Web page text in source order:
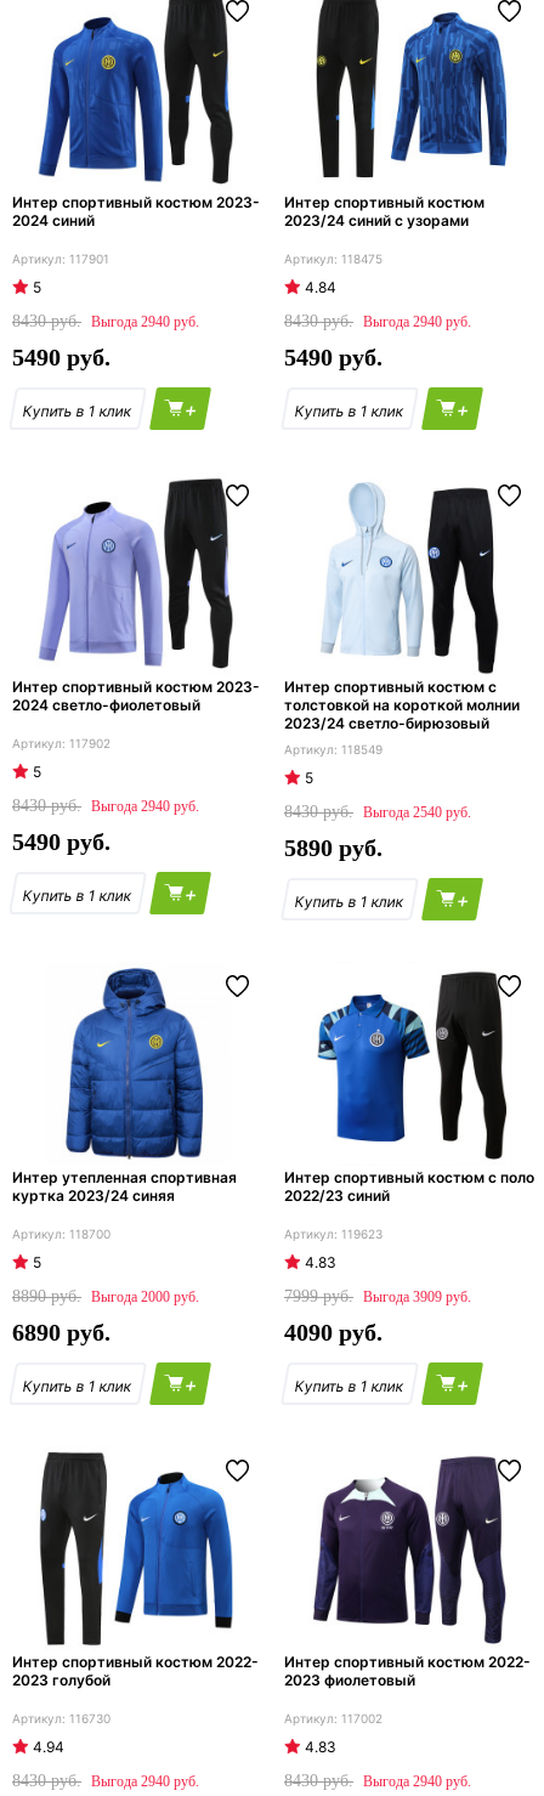
Интер спортивный костюм 2023-
2024 синий
117901
5
8430
2940
5490
+
Интер спортивный костюм
2023/24 синий с узорами
118475
4.84
8430
2940
5490
+
Интер спортивный костюм 2023-
2024 светло-фиолетовый
117902
5
8430
2940
5490
+
Интер спортивный костюм с
толстовкой на короткой молнии
2023/24 светло-бирюзовый
118549
5
8430
2540
5890
+
Интер утепленная спортивная
куртка 2023/24 синяя
118700
5
8890
2000
6890
+
Интер спортивный костюм с поло
2022/23 синий
119623
4.83
7999
3909
4090
+
Интер спортивный костюм 2022-
2023 голубой
116730
4.94
8430
2940
Интер спортивный костюм 2022-
2023 фиолетовый
117002
4.83
8430
2940